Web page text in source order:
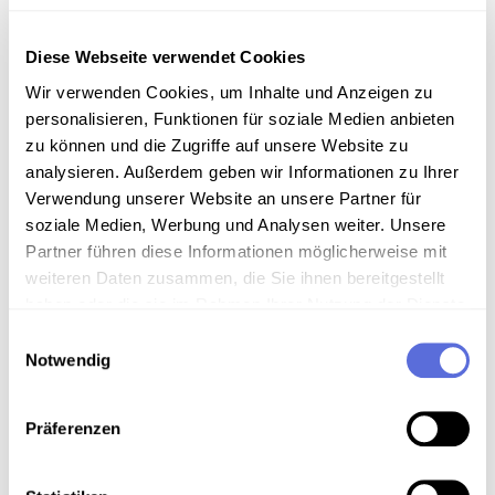
Diese Webseite verwendet Cookies
Wir verwenden Cookies, um Inhalte und Anzeigen zu
personalisieren, Funktionen für soziale Medien anbieten
zu können und die Zugriffe auf unsere Website zu
analysieren. Außerdem geben wir Informationen zu Ihrer
Verwendung unserer Website an unsere Partner für
soziale Medien, Werbung und Analysen weiter. Unsere
Partner führen diese Informationen möglicherweise mit
weiteren Daten zusammen, die Sie ihnen bereitgestellt
Notwendig
Präferenzen
Deutsch spricht in der Rede fast immer von Deutsch-
Sammlungsgeschichte
Sammlung Frühe historische Tonaufnahmen
Anmerkungen zum Inhalt
Die vorliegende Aufnahme dürfte aus dem Oktober
Art der Aufnahme